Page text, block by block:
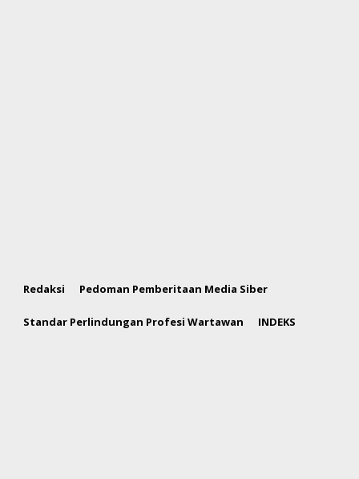
Redaksi Pedoman Pemberitaan Media Siber
Standar Perlindungan Profesi Wartawan INDEKS